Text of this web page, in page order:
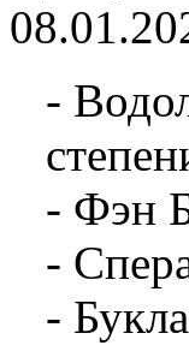
-
- Фэн
-
-